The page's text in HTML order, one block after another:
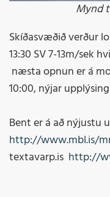
Mynd
Skíðasvæðið verður
13:30 SV 7-13m/sek
næsta opnun er á
10:00, nýjar
Bent er á að nýjustu
http://www.mbl.is/
textavarp.is http://